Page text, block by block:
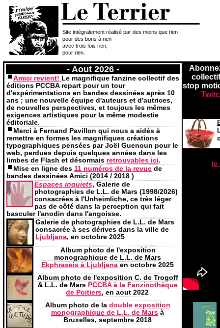
Site intégralement réalisé par des moins que rien
pour des bons à rien
avec trois fois rien,
pour rien.
- Aout 2026 -
Amici revient! Le magnifique fanzine collectif des
éditions PCCBA repart pour un tour
d'expérimentations en bandes dessinées après 10
ans ; une nouvelle équipe d'auteurs et d'autrices,
de nouvelles perspectives, et toujous les mêmes
exigences artistiques pour la même modestie
éditoriale.
Merci à Fernand Pavillon qui nous a aidés à
remettre en formes les magnifiques créations
typographiques pensées par Joël Guenoun pour le
web, perdues depuis quelques années dans les
limbes de Flash et désormais retrouvables ici.
Mise en ligne des 11 numéros de la revue de
bandes dessinées Amici (2014 / 2018 )
Espaces inquiets, Galerie de
photographies de L.L. de Mars (1998/2026)
consacrées à l'Unheimliche, ce très léger
pas de côté dans la perception qui fait
basculer l'anodin dans l'angoisse.
Galerie de photographies de L.L. de Mars
consacrée à ses dérives dans la ville de
Ljubljana, en octobre 2025
Album photo de l'exposition
monographique de L.L. de Mars
Ekphraseis à Ljubljana en octobre 2025
Album photo de l'exposition C. de Trogoff
& L.L. de Mars PCCBA à la Fanzinothèque
de Poitiers, en aout 2022
Album photo de la double exposition
monographique de L.L. de Mars à
Bruxelles, septembre 2018
stop
le